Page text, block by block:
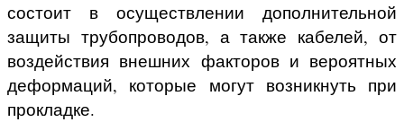
состоит в осуществлении дополнительной
защиты трубопроводов, а также кабелей, от
воздействия внешних факторов и вероятных
деформаций, которые могут возникнуть при
прокладке.